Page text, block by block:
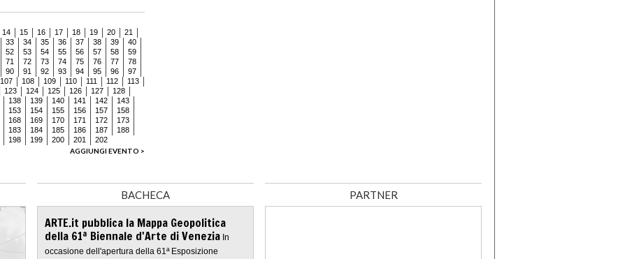
14 15 16 17 18 19 20
21
33 34 35 36 37 38 39
40
52 53 54 55 56 57 58
59
71 72 73 74 75 76 77
78
90 91 92 93 94 95 96
97
107 108 109 110 111 112
113
123 124 125 126 127
128
138 139 140 141 142
143
153 154 155 156 157
158
168 169 170 171 172
173
183 184 185 186 187
188
198 199 200 201
202
AGGIUNGI EVENTO >
BACHECA
ARTE.it pubblica la Mappa Geopolitica
della 61ª Biennale d'Arte di Venezia In
occasione dell'apertura della 61ª Esposizione
PARTNER